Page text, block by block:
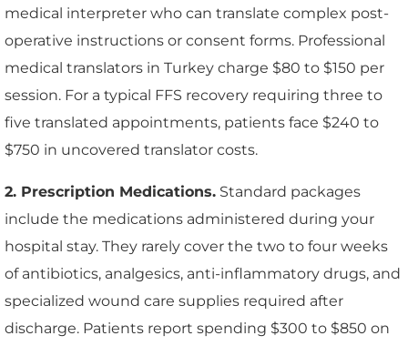
medical interpreter who can translate complex post-
operative instructions or consent forms. Professional
medical translators in Turkey charge $80 to $150 per
session. For a typical FFS recovery requiring three to
five translated appointments, patients face $240 to
$750 in uncovered translator costs.
2. Prescription Medications. Standard packages
include the medications administered during your
hospital stay. They rarely cover the two to four weeks
of antibiotics, analgesics, anti-inflammatory drugs, and
specialized wound care supplies required after
discharge. Patients report spending $300 to $850 on